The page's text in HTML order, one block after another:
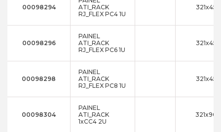
00098294
ATI_RACK
RJ_FLEX PC4 1U
321x45
00098296
PAINEL
ATI_RACK
RJ_FLEX PC6 1U
321x45
00098298
PAINEL
ATI_RACK
RJ_FLEX PC8 1U
321x45
00098304
PAINEL
ATI_RACK
1xCC4 2U
321x90